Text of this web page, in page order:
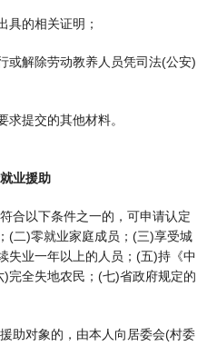
的相关证明；
解除劳动教养人员凭司法(公安)
提交的其他材料。
业援助
以下条件之一的，可申请认定
(二)零就业家庭成员；(三)享受城
失业一年以上的人员；(五)持《中
完全失地农民；(七)省政府规定的
对象的，由本人向居委会(村委